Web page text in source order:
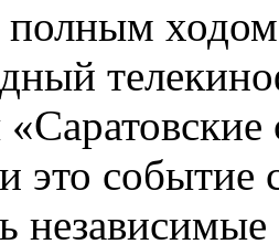
полным
это